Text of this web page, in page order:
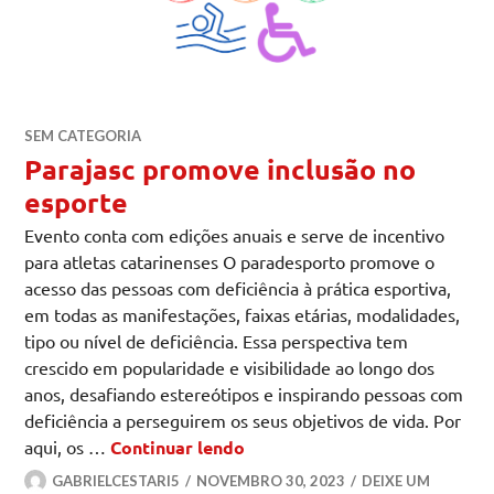
SEM CATEGORIA
Parajasc promove inclusão no
esporte
Evento conta com edições anuais e serve de incentivo
para atletas catarinenses O paradesporto promove o
acesso das pessoas com deficiência à prática esportiva,
em todas as manifestações, faixas etárias, modalidades,
tipo ou nível de deficiência. Essa perspectiva tem
crescido em popularidade e visibilidade ao longo dos
anos, desafiando estereótipos e inspirando pessoas com
deficiência a perseguirem os seus objetivos de vida. Por
aqui, os …Continuar lendo
GABRIELCESTARI5 NOVEMBRO 30, 2023 DEIXE UM